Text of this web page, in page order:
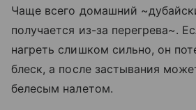
Чаще всего домашний
получается из-за перегрева~.
нагреть слишком сильно, он
блеск, а после застывания
белесым налетом.